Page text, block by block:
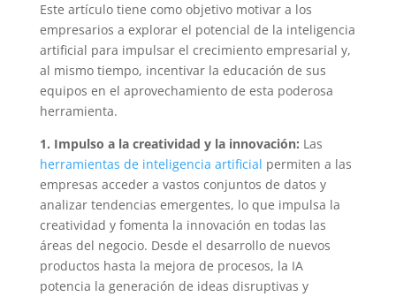
Este artículo tiene como objetivo motivar a los
empresarios a explorar el potencial de la inteligencia
artificial para impulsar el crecimiento empresarial y,
al mismo tiempo, incentivar la educación de sus
equipos en el aprovechamiento de esta poderosa
herramienta.
1. Impulso a la creatividad y la innovación: Las
herramientas de inteligencia artificial permiten a las
empresas acceder a vastos conjuntos de datos y
analizar tendencias emergentes, lo que impulsa la
creatividad y fomenta la innovación en todas las
áreas del negocio. Desde el desarrollo de nuevos
productos hasta la mejora de procesos, la IA
potencia la generación de ideas disruptivas y